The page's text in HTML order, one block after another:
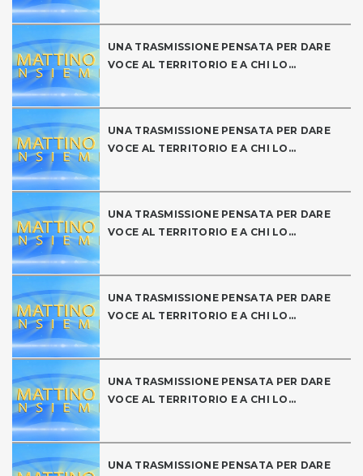
UNA TRASMISSIONE PENSATA PER DARE
VOCE AL TERRITORIO E A CHI LO...
UNA TRASMISSIONE PENSATA PER DARE
VOCE AL TERRITORIO E A CHI LO...
UNA TRASMISSIONE PENSATA PER DARE
VOCE AL TERRITORIO E A CHI LO...
UNA TRASMISSIONE PENSATA PER DARE
VOCE AL TERRITORIO E A CHI LO...
UNA TRASMISSIONE PENSATA PER DARE
VOCE AL TERRITORIO E A CHI LO...
UNA TRASMISSIONE PENSATA PER DARE